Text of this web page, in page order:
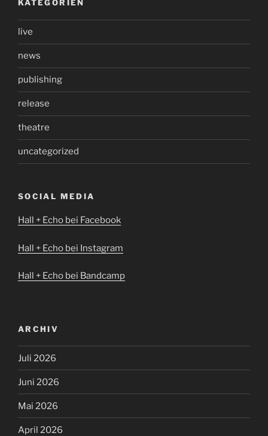
KATEGORIEN
live
news
publishing
release
theatre
uncategorized
SOCIAL MEDIA
Hall + Echo bei Facebook
Hall + Echo bei Instagram
Hall + Echo bei Bandcamp
ARCHIV
Juli 2026
Juni 2026
Mai 2026
April 2026